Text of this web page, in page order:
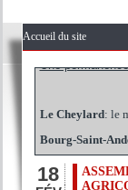
Accueil du site
Une
Bourg-Saint-
La Voulte-sur-
Le Teil: le jeudi
18